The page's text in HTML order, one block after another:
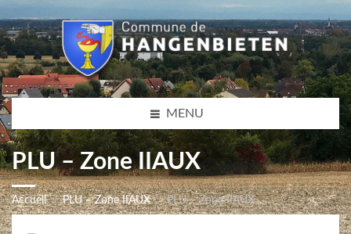
MENU
PLU – Zone IIAUX
Accueil PLU – Zone IIAUX PLU – Zone IIAUX